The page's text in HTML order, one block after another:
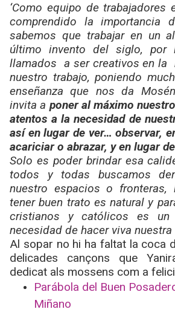
‘Como equipo de trabajadores
comprendido la importancia
sabemos que trabajar en un
último invento del siglo, por
llamados a ser creativos en la
nuestro trabajo, poniendo
enseñanza que nos da
invita a poner al máximo
atentos a la necesidad de
así en lugar de ver… observar,
acariciar o abrazar, y en lugar
Solo es poder brindar esa
todos y todas buscamos
nuestro espacios o fronteras,
tener buen trato es natural y
cristianos y católicos es un
necesidad de hacer viva nuestra
Al sopar no hi ha faltat la coca
delicades cançons que
dedicat als mossens com a
Parábola del Buen
Miñano